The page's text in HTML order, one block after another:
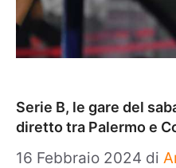
Serie B, le gare del
diretto tra Palermo e
16 Febbraio 2024 di